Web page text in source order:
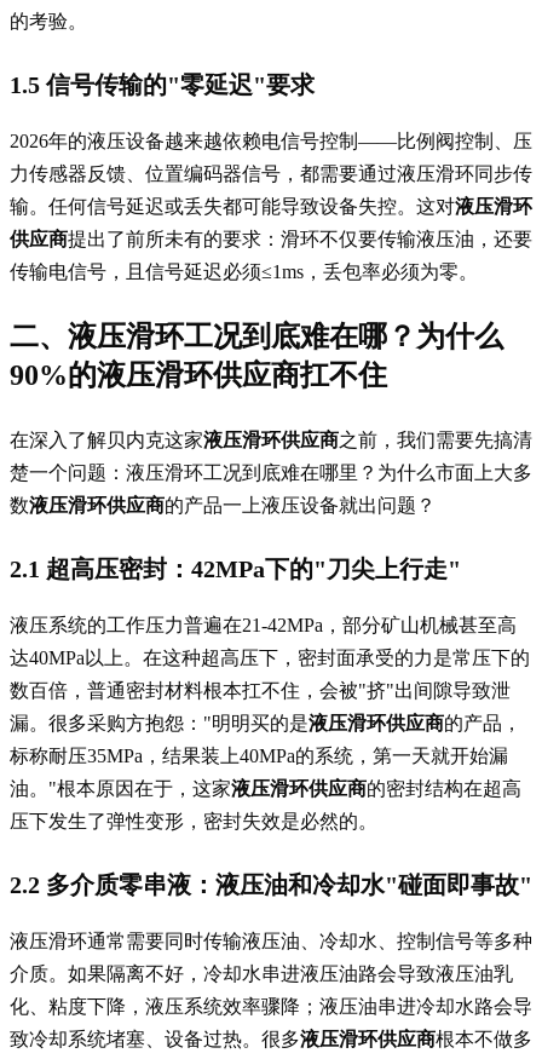
的考验。
1.5 信号传输的"零延迟"要求
2026年的液压设备越来越依赖电信号控制——比例阀控制、压
力传感器反馈、位置编码器信号，都需要通过液压滑环同步传
输。任何信号延迟或丢失都可能导致设备失控。这对液压滑环
供应商提出了前所未有的要求：滑环不仅要传输液压油，还要
传输电信号，且信号延迟必须≤1ms，丢包率必须为零。
二、液压滑环工况到底难在哪？为什么
90%的液压滑环供应商扛不住
在深入了解贝内克这家液压滑环供应商之前，我们需要先搞清
楚一个问题：液压滑环工况到底难在哪里？为什么市面上大多
数液压滑环供应商的产品一上液压设备就出问题？
2.1 超高压密封：42MPa下的"刀尖上行走"
液压系统的工作压力普遍在21-42MPa，部分矿山机械甚至高
达40MPa以上。在这种超高压下，密封面承受的力是常压下的
数百倍，普通密封材料根本扛不住，会被"挤"出间隙导致泄
漏。很多采购方抱怨："明明买的是液压滑环供应商的产品，
标称耐压35MPa，结果装上40MPa的系统，第一天就开始漏
油。"根本原因在于，这家液压滑环供应商的密封结构在超高
压下发生了弹性变形，密封失效是必然的。
2.2 多介质零串液：液压油和冷却水"碰面即事故"
液压滑环通常需要同时传输液压油、冷却水、控制信号等多种
介质。如果隔离不好，冷却水串进液压油路会导致液压油乳
化、粘度下降，液压系统效率骤降；液压油串进冷却水路会导
致冷却系统堵塞、设备过热。很多液压滑环供应商根本不做多